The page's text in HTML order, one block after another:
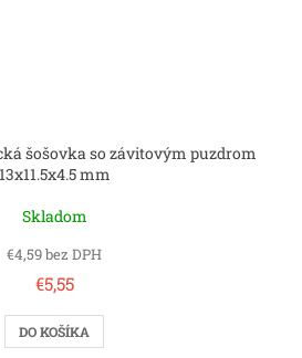
šošovka so závitovým puzdrom
13x11.5x4.5 mm
Skladom
€4,59 bez DPH
€5,55
DO KOŠÍKA